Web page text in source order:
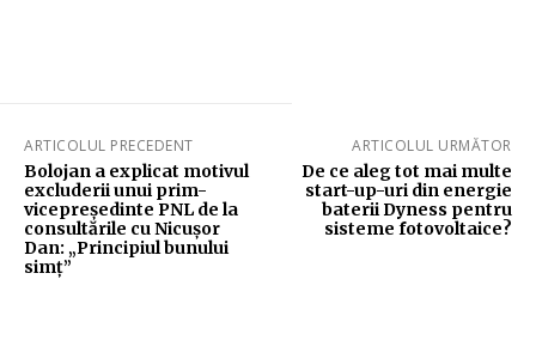
ARTICOLUL PRECEDENT
Bolojan a explicat motivul
excluderii unui prim-
vicepreședinte PNL de la
consultările cu Nicușor
Dan: „Principiul bunului
simț”
ARTICOLUL URMĂTOR
De ce aleg tot mai multe
start-up-uri din energie
baterii Dyness pentru
sisteme fotovoltaice?